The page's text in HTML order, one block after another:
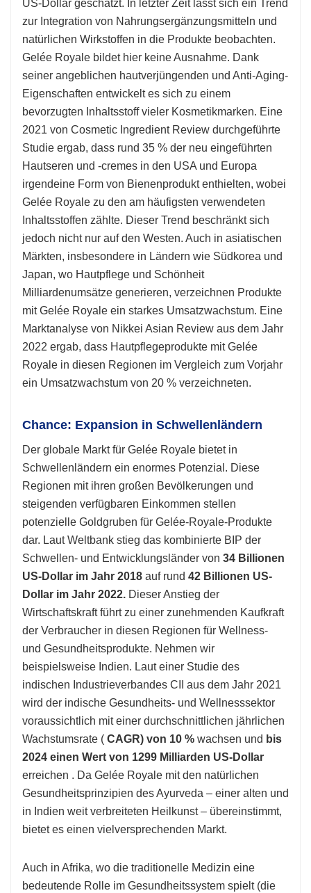
US-Dollar geschätzt. In letzter Zeit lässt sich ein Trend
zur Integration von Nahrungsergänzungsmitteln und
natürlichen Wirkstoffen in die Produkte beobachten.
Gelée Royale bildet hier keine Ausnahme. Dank
seiner angeblichen hautverjüngenden und Anti-Aging-
Eigenschaften entwickelt es sich zu einem
bevorzugten Inhaltsstoff vieler Kosmetikmarken. Eine
2021 von Cosmetic Ingredient Review durchgeführte
Studie ergab, dass rund 35 % der neu eingeführten
Hautseren und -cremes in den USA und Europa
irgendeine Form von Bienenprodukt enthielten, wobei
Gelée Royale zu den am häufigsten verwendeten
Inhaltsstoffen zählte. Dieser Trend beschränkt sich
jedoch nicht nur auf den Westen. Auch in asiatischen
Märkten, insbesondere in Ländern wie Südkorea und
Japan, wo Hautpflege und Schönheit
Milliardenumsätze generieren, verzeichnen Produkte
mit Gelée Royale ein starkes Umsatzwachstum. Eine
Marktanalyse von Nikkei Asian Review aus dem Jahr
2022 ergab, dass Hautpflegeprodukte mit Gelée
Royale in diesen Regionen im Vergleich zum Vorjahr
ein Umsatzwachstum von 20 % verzeichneten.
Chance: Expansion in Schwellenländern
Der globale Markt für Gelée Royale bietet in
Schwellenländern ein enormes Potenzial. Diese
Regionen mit ihren großen Bevölkerungen und
steigenden verfügbaren Einkommen stellen
potenzielle Goldgruben für Gelée-Royale-Produkte
dar. Laut Weltbank stieg das kombinierte BIP der
Schwellen- und Entwicklungsländer von 34 Billionen
US-Dollar im Jahr 2018 auf rund 42 Billionen US-
Dollar im Jahr 2022. Dieser Anstieg der
Wirtschaftskraft führt zu einer zunehmenden Kaufkraft
der Verbraucher in diesen Regionen für Wellness-
und Gesundheitsprodukte. Nehmen wir
beispielsweise Indien. Laut einer Studie des
indischen Industrieverbandes CII aus dem Jahr 2021
wird der indische Gesundheits- und Wellnesssektor
voraussichtlich mit einer durchschnittlichen jährlichen
Wachstumsrate ( CAGR) von 10 % wachsen und bis
2024 einen Wert von 1299 Milliarden US-Dollar
erreichen . Da Gelée Royale mit den natürlichen
Gesundheitsprinzipien des Ayurveda – einer alten und
in Indien weit verbreiteten Heilkunst – übereinstimmt,
bietet es einen vielversprechenden Markt.
Auch in Afrika, wo die traditionelle Medizin eine
bedeutende Rolle im Gesundheitssystem spielt (die